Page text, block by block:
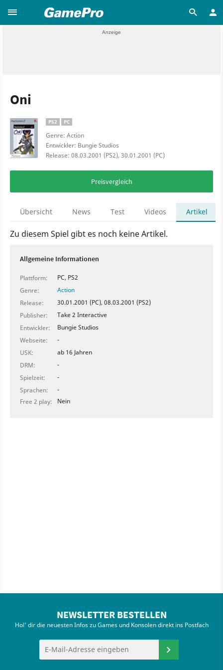
Oni
PS2 PC
Genre: Action
Entwickler: Bungie Studios
Release: 08.03.2001 (PS2), 30.01.2001 (PC)
Preisvergleich
Übersicht News Test Videos Artikel
Zu diesem Spiel gibt es noch keine Artikel.
Allgemeine Informationen
Plattform:
PC, PS2
Genre:
Action
Release:
30.01.2001 (PC), 08.03.2001 (PS2)
Publisher:
Take 2 Interactive
Entwickler:
Bungie Studios
Webseite:
-
USK:
ab 16 Jahren
DRM:
-
Spielzeit:
-
Sprachen:
-
Free 2 play:
Nein
NEWSLETTER BESTELLEN
Hol' dir die neuesten Infos zu Games und Konsolen direkt ins Postfach